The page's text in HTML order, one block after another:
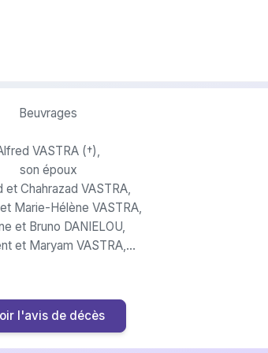
Beuvrages
VASTRA (†),
son époux
et Chahrazad VASTRA,
Marie-Hélène VASTRA,
et Bruno DANIELOU,
et Maryam VASTRA,
Zélie, Bijan, Bardia,
petits-enfants
l'avis de décès